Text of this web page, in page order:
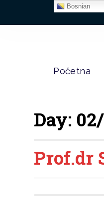
Početna
Day:
Prof.dr
Bosnian